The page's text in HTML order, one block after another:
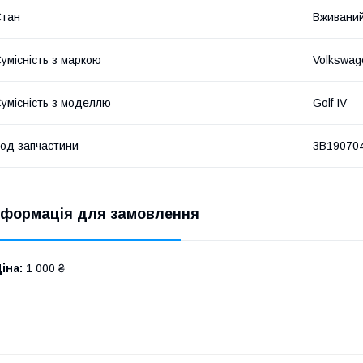
з маркою
з моделлю Golf IV
запчастини
для замовлення
1 000 ₴